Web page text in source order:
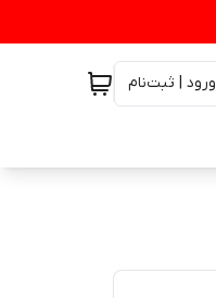
ورود | ثبت‌نام